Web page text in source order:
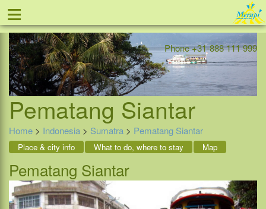
Offer
≡
Phone +31-888 111 999
Pematang Siantar
Home > Indonesia > Sumatra > Pematang Siantar
Place & city info What to do, where to stay Map
Pematang Siantar